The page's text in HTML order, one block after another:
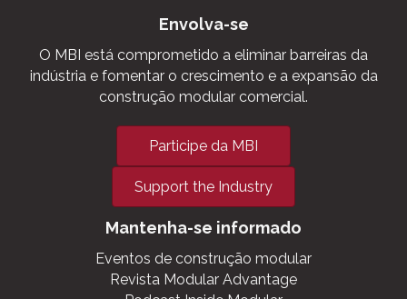
A Voz da Construção Modular
Comercial. ®
Envolva-se
O MBI está comprometido a eliminar barreiras da
indústria e fomentar o crescimento e a expansão da
Participe da MBI